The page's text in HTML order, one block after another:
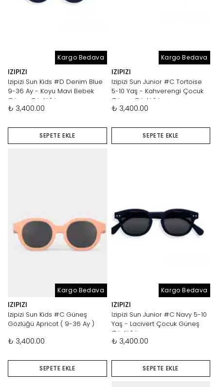
Kargo Bedava
IZIPIZI
Izipizi Sun Kids #D Denim Blue
9-36 Ay - Koyu Mavi Bebek
Güneş Gözlüğü
₺ 3,400.00
SEPETE EKLE
Kargo Bedava
IZIPIZI
Izipizi Sun Junior #C Tortoise
5-10 Yaş - Kahverengi Çocuk
Güneş Gözlüğü
₺ 3,400.00
SEPETE EKLE
Kargo Bedava
IZIPIZI
Izipizi Sun Kids #C Güneş
Gözlüğü Apricot ( 9-36 Ay )
₺ 3,400.00
SEPETE EKLE
Kargo Bedava
IZIPIZI
Izipizi Sun Junior #C Navy 5-10
Yaş - Lacivert Çocuk Güneş
Gözlüğü
₺ 3,400.00
SEPETE EKLE